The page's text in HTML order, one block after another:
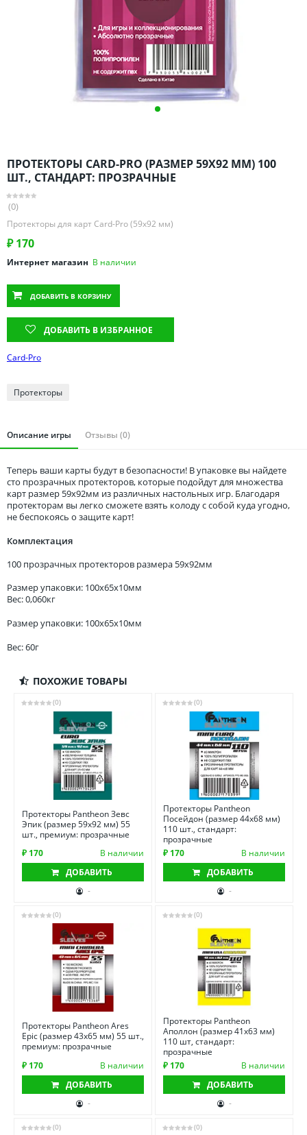
Оренбургская область
Пензенская область
Пермский край
Рязанская область
Саратовская область
Свердловская область
Ставропольский край
Тамбовская область
Татарстан
Томская область
Тюменская область
ПРОТЕКТОРЫ CARD-PRO (РАЗМЕР 59Х92 ММ) 100
ШТ., СТАНДАРТ: ПРОЗРАЧНЫЕ
(0)
Протекторы для карт Card-Pro (59x92 мм)
₽ 170
Интернет магазин В наличии
ДОБАВИТЬ В КОРЗИНУ
ДОБАВИТЬ В ИЗБРАННОЕ
Card-Pro
Протекторы
Описание игры Отзывы (0)
Теперь ваши карты будут в безопасности! В упаковке вы найдете
сто прозрачных протекторов, которые подойдут для множества
карт размер 59x92мм из различных настольных игр. Благодаря
протекторам вы легко сможете взять колоду с собой куда угодно,
не беспокоясь о защите карт!
Комплектация
100 прозрачных протекторов размера 59x92мм
Размер упаковки: 100x65x10мм
Вес: 0,060кг
Размер упаковки: 100x65x10мм
Вес: 60г
ПОХОЖИЕ ТОВАРЫ
(0)
Протекторы Pantheon Зевс
Эпик (размер 59х92 мм) 55
шт., премиум: прозрачные
₽ 170
В наличии
ДОБАВИТЬ
-
(0)
Протекторы Pantheon
Посейдон (размер 44х68 мм)
110 шт., стандарт:
прозрачные
₽ 170
В наличии
ДОБАВИТЬ
-
(0)
Протекторы Pantheon Ares
Epic (размер 43х65 мм) 55 шт.,
премиум: прозрачные
₽ 170
В наличии
ДОБАВИТЬ
-
(0)
Протекторы Pantheon
Аполлон (размер 41х63 мм)
110 шт, стандарт:
прозрачные
₽ 170
В наличии
ДОБАВИТЬ
-
(0) (0)